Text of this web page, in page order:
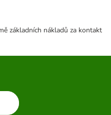
základních nákladů za kontakt